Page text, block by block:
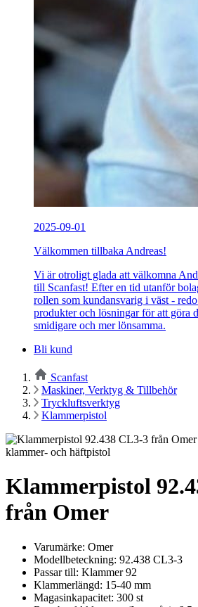
2025-09-01
Välkommen tillbaka Andreas!
Vi är otroligt glada att välkomna
till Scanfast! Efter en tid utanför
rollen som kundansvarig i väst -
produkter och lösningar för att göra
smidigare och mer lönsamma.
Bli kund
Scanfast
Maskiner, Verktyg & Tillbehör
Tryckluftsverktyg
Klammerpistol
Klammerpistol
från Omer
Varumärke: Omer
Modellbeteckning: 92.438 CL3-3
Passar till: Klammer 92
Klammerlängd: 15-40 mm
Magasinkapacitet: 300 st